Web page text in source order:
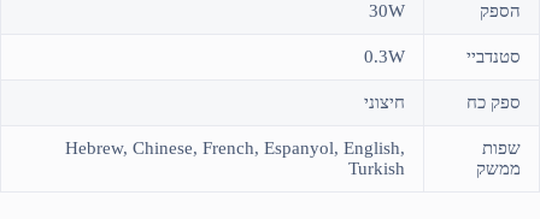
הספק 30W
סטנדביי 0.3W
ספק כח חיצוני
שפות
ממשק
Hebrew, Chinese, French, Espanyol, English,
Turkish